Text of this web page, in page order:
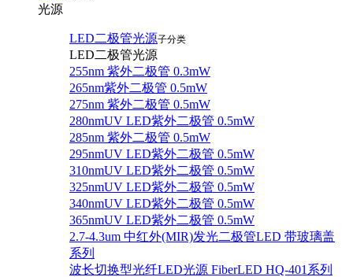
光源
LED二极管光源子分类
LED二极管光源
255nm 紫外二极管 0.3mW
265nm紫外二极管 0.5mW
275nm 紫外二极管 0.5mW
280nmUV LED紫外二极管 0.5mW
285nm 紫外二极管 0.5mW
295nmUV LED紫外二极管 0.5mW
310nmUV LED紫外二极管 0.5mW
325nmUV LED紫外二极管 0.5mW
340nmUV LED紫外二极管 0.5mW
365nmUV LED紫外二极管 0.5mW
2.7-4.3um 中红外(MIR)发光二极管LED 带玻璃盖
系列
波长切换型光纤LED光源 FiberLED HQ-401系列